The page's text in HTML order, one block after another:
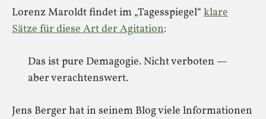
Lorenz Maroldt findet im „Tagesspiegel“ klare
Sätze für diese Art der Agitation:
Das ist pure Demagogie. Nicht verboten —
aber verachtenswert.
Jens Berger hat in seinem Blog viele lnformationen